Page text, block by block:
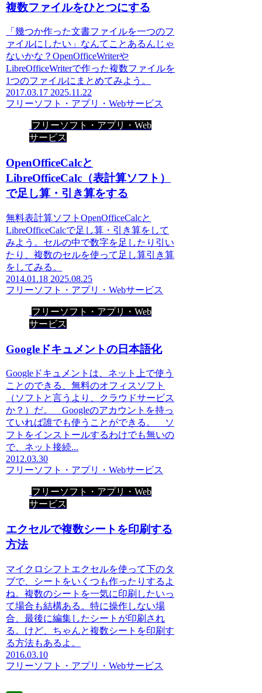
複数ファイルをひとつにする
「幾つか作った文書ファイルを一つのフ
ァイルにしたい」なんてことあるんじゃ
ないかな？OpenOfficeWriterや
LibreOfficeWriterで作った複数ファイルを
1つのファイルにまとめてみよう。
2017.03.17 2025.11.22
フリーソフト・アプリ・Webサービス
フリーソフト・アプリ・Web
サービス
OpenOfficeCalcと
LibreOfficeCalc（表計算ソフト）
で足し算・引き算をする
無料表計算ソフトOpenOfficeCalcと
LibreOfficeCalcで足し算・引き算をして
みよう。セルの中で数字を足したり引い
たり、複数のセルを使って足し算引き算
をしてみる。
2014.01.18 2025.08.25
フリーソフト・アプリ・Webサービス
フリーソフト・アプリ・Web
サービス
Googleドキュメントの日本語化
Googleドキュメントは、ネット上で使う
ことのできる、無料のオフィスソフト
（ソフトと言うより、クラウドサービス
か？）だ。 Googleのアカウントを持っ
ていれば誰でも使うことができる。 ソ
フトをインストールするわけでも無いの
で、ネット接続...
2012.03.30
フリーソフト・アプリ・Webサービス
フリーソフト・アプリ・Web
サービス
エクセルで複数シートを印刷する
方法
マイクロシフトエクセルを使って下のタ
ブで、シートをいくつも作ったりするよ
ね。複数のシートを一気に印刷したいっ
て場合も結構ある。特に操作しない場
合、最後に編集したシートが印刷され
る。けど、ちゃんと複数シートを印刷す
る方法もあるよ。
2016.03.10
フリーソフト・アプリ・Webサービス